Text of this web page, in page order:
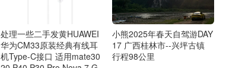
处理一些二手发黄HUAWEI
华为CM33原装经典有线耳
机Type-C接口 适用mate30
小熊2025年春天自驾游DAY
17 广西桂林市--兴坪古镇
行程98公里